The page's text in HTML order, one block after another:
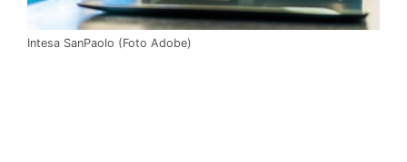
Intesa SanPaolo (Foto Adobe)